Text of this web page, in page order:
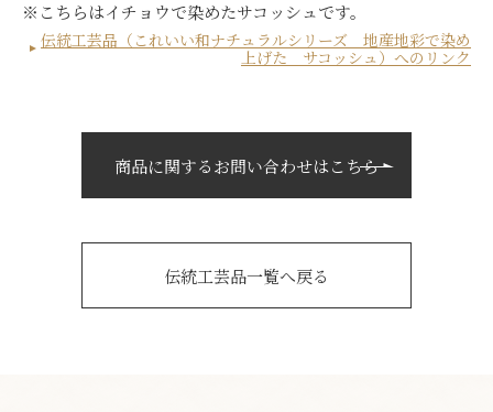
※こちらはイチョウで染めたサコッシュです。
伝統工芸品（これいい和ナチュラルシリーズ 地産地彩で染め
上げた サコッシュ）へのリンク
商品に関するお問い合わせはこちら
伝統工芸品一覧へ戻る